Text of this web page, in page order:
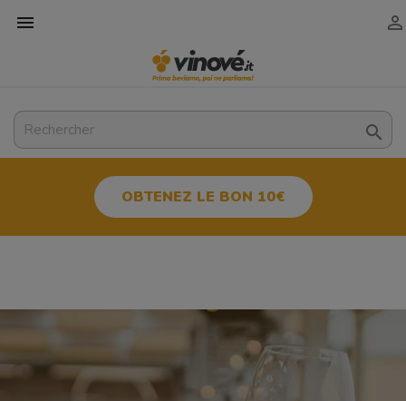
 

OBTENEZ LE BON 10€